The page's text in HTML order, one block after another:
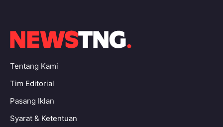
Tentang Kami
Tim Editorial
Pasang Iklan
Syarat & Ketentuan